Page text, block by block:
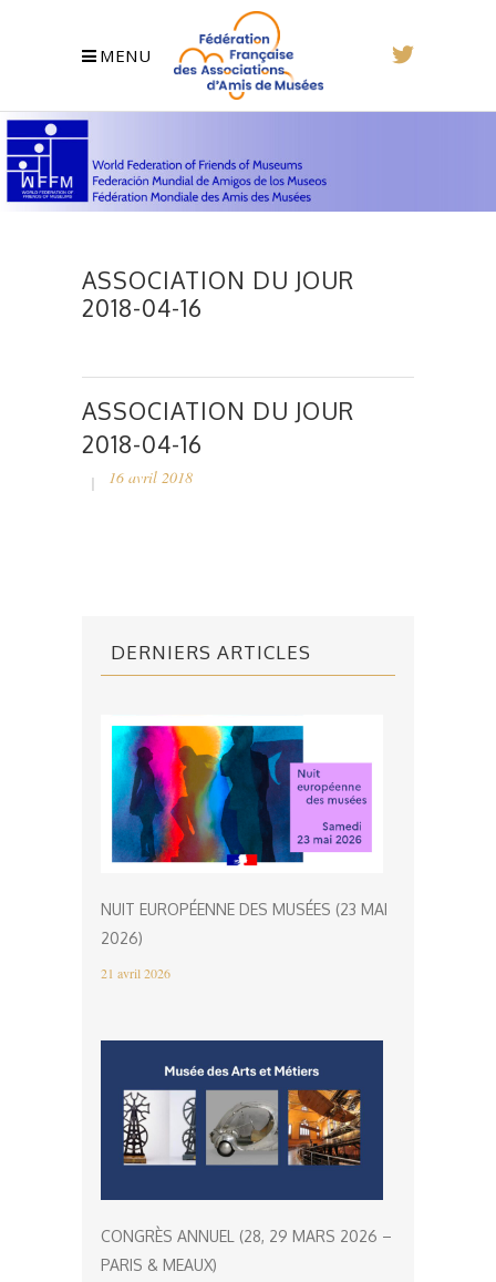
MENU
ASSOCIATION DU JOUR
2018-04-16
ASSOCIATION DU JOUR
2018-04-16
16 avril 2018
DERNIERS ARTICLES
NUIT EUROPÉENNE DES MUSÉES (23 MAI
2026)
21 avril 2026
CONGRÈS ANNUEL (28, 29 MARS 2026 –
PARIS & MEAUX)